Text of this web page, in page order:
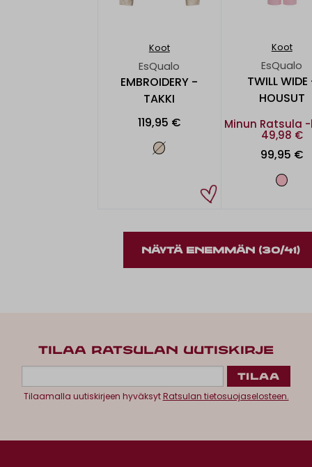
Koot
EsQualo
EMBROIDERY -
TAKKI
119,95 €
Koot
EsQualo
TWILL
HOUSUT
Minun Ratsula
49,98 €
99,95 €
NÄYTÄ ENEMMÄN (30/41)
TILAA RATSULAN UUTISKIRJE
Tilaamalla uutiskirjeen hyväksytRatsulan tietosuojaselosteen.